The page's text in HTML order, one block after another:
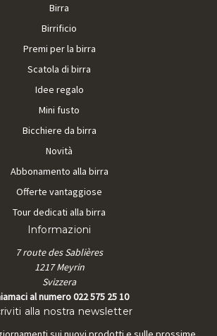
Birra
Birrificio
Premi per la birra
Scatola di birra
Idee regalo
Mini fusto
Bicchiere da birra
Novità
Abbonamento alla birra
Offerte vantaggiose
Tour dedicati alla birra
Informazioni
7 route des Sablières
1217 Meyrin
Svizzera
al numero 022 575 25 10
alla nostra newsletter